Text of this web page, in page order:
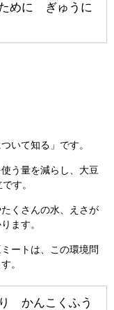
めに ぎゅうに
いて知る」です。
う量を減らし、大豆
す。
くさんの水、えさが
ます。
ートは、この環境問
。
かんこくふう